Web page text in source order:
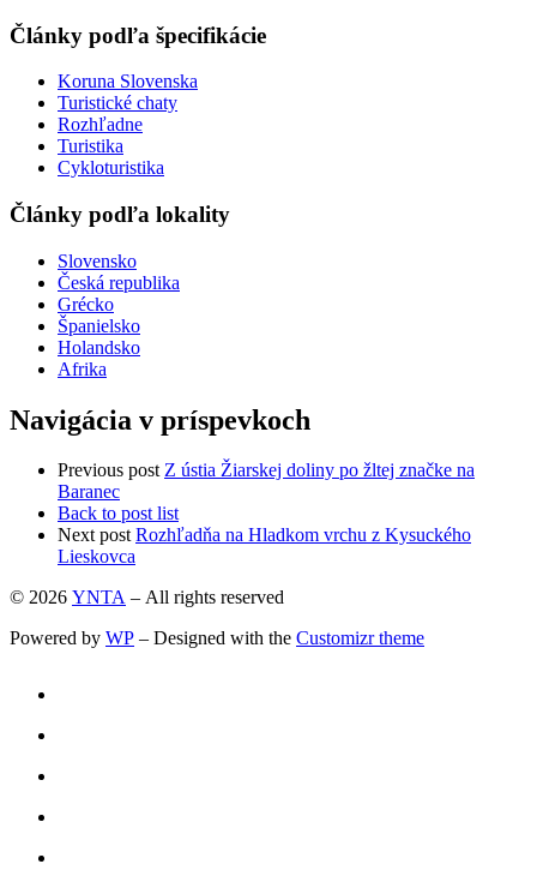
Články podľa špecifikácie
Koruna Slovenska
Turistické chaty
Rozhľadne
Turistika
Cykloturistika
Články podľa lokality
Slovensko
Česká republika
Grécko
Španielsko
Holandsko
Afrika
Navigácia v príspevkoch
Previous post Z ústia Žiarskej doliny po žltej značke na
Baranec
Back to post list
Next post Rozhľadňa na Hladkom vrchu z Kysuckého
Lieskovca
© 2026 YNTA – All rights reserved
Powered by WP – Designed with the Customizr theme